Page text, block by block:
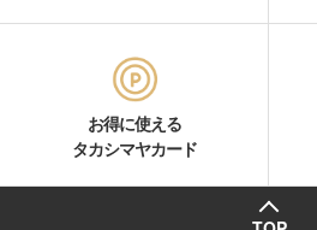
お得に使える
タカシマヤカード